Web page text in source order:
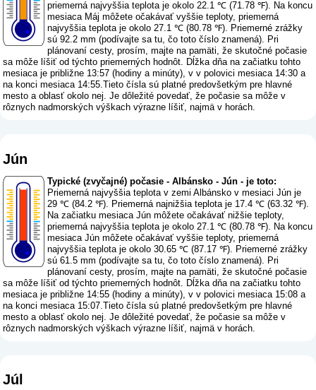
priemerná najvyššia teplota je okolo 22.1 ℃ (71.78 ℉). Na koncu
mesiaca Máj môžete očakávať vyššie teploty, priemerná
najvyššia teplota je okolo 27.1 ℃ (80.78 ℉). Priemerné zrážky
sú 92.2 mm (podívajte sa tu, čo toto číslo znamená). Pri
plánovaní cesty, prosím, majte na pamäti, že skutočné počasie
sa môže líšiť od týchto priemerných hodnôt. Dĺžka dňa na začiatku tohto
mesiaca je približne 13:57 (hodiny a minúty), v v polovici mesiaca 14:30 a
na konci mesiaca 14:55.Tieto čísla sú platné predovšetkým pre hlavné
mesto a oblasť okolo nej. Je dôležité povedať, že počasie sa môže v
rôznych nadmorských výškach výrazne líšiť, najmä v horách.
Jún
Typické (zvyčajné) počasie - Albánsko - Jún - je toto:
Priemerná najvyššia teplota v zemi Albánsko v mesiaci Jún je
29 ℃ (84.2 ℉). Priemerná najnižšia teplota je 17.4 ℃ (63.32 ℉).
Na začiatku mesiaca Jún môžete očakávať nižšie teploty,
priemerná najvyššia teplota je okolo 27.1 ℃ (80.78 ℉). Na koncu
mesiaca Jún môžete očakávať vyššie teploty, priemerná
najvyššia teplota je okolo 30.65 ℃ (87.17 ℉). Priemerné zrážky
sú 61.5 mm (podívajte sa tu, čo toto číslo znamená). Pri
plánovaní cesty, prosím, majte na pamäti, že skutočné počasie
sa môže líšiť od týchto priemerných hodnôt. Dĺžka dňa na začiatku tohto
mesiaca je približne 14:55 (hodiny a minúty), v v polovici mesiaca 15:08 a
na konci mesiaca 15:07.Tieto čísla sú platné predovšetkým pre hlavné
mesto a oblasť okolo nej. Je dôležité povedať, že počasie sa môže v
rôznych nadmorských výškach výrazne líšiť, najmä v horách.
Júl